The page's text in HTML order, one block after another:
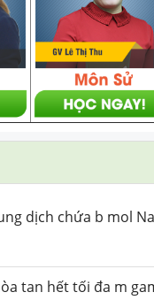
dịch chứa b mol
tan hết tối đa m